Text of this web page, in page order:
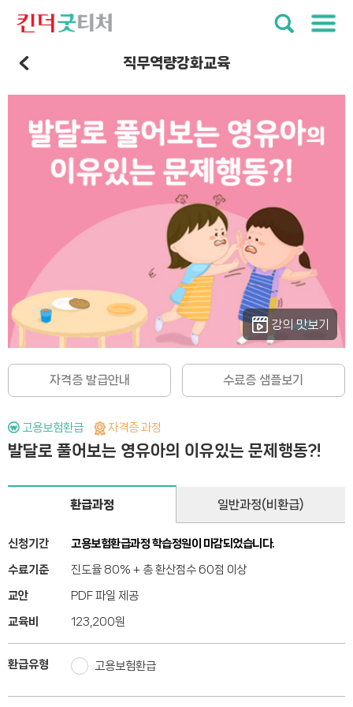
직무역량강화교육
강의 맛보기
자격증 발급안내 수료증 샘플보기
고용보험환급 자격증 과정
발달로 풀어보는 영유아의 이유있는 문제행동?!
환급과정 일반과정(비환급)
신청기간 고용보험환급과정 학습정원이 마감되었습니다.
수료기준 진도율 80% + 총 환산점수 60점 이상
교안 PDF 파일 제공
교육비 123,200원
환급유형 고용보험환급